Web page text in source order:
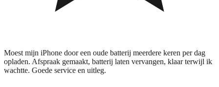
Moest mijn iPhone door een oude batterij meerdere keren per dag
opladen. Afspraak gemaakt, batterij laten vervangen, klaar terwijl ik
wachtte. Goede service en uitleg.